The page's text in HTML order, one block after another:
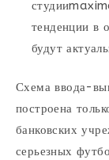
тенденции в
будут
Схема ввода-
построена
банковских
серьезных